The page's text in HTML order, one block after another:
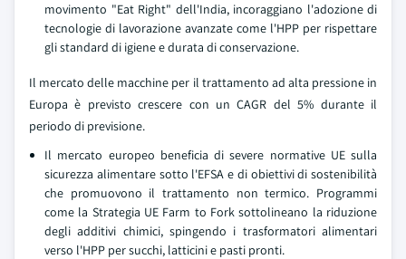
movimento "Eat Right" dell'India, incoraggiano l'adozione di
tecnologie di lavorazione avanzate come l'HPP per rispettare
gli standard di igiene e durata di conservazione.
Il mercato delle macchine per il trattamento ad alta pressione in
Europa è previsto crescere con un CAGR del 5% durante il
periodo di previsione.
Il mercato europeo beneficia di severe normative UE sulla
sicurezza alimentare sotto l'EFSA e di obiettivi di sostenibilità
che promuovono il trattamento non termico. Programmi
come la Strategia UE Farm to Fork sottolineano la riduzione
degli additivi chimici, spingendo i trasformatori alimentari
verso l'HPP per succhi, latticini e pasti pronti.